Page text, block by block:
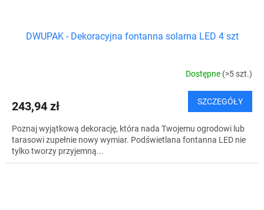
DWUPAK - Dekoracyjna fontanna solarna LED 4 szt
Dostępne (>5 szt.)
243,94 zł SZCZEGÓŁY
Poznaj wyjątkową dekorację, która nada Twojemu ogrodowi lub
tarasowi zupełnie nowy wymiar. Podświetlana fontanna LED nie
tylko tworzy przyjemną...